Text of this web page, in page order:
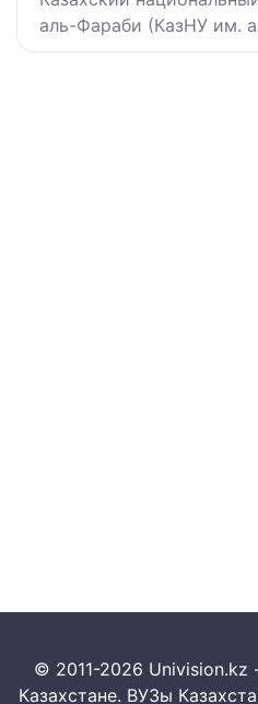
аль-Фараби (КазНУ им.
© 2011-2026 Univision.kz
Казахстане. ВУЗы